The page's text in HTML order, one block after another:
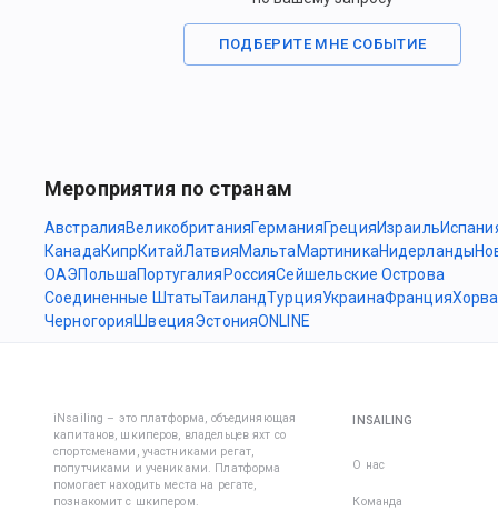
ПОДБЕРИТЕ МНЕ СОБЫТИЕ
Мероприятия по странам
АвстралияВеликобританияГерманияГрецияИзраиль
КанадаКипрКитайЛатвияМальта МартиникаНидерланды
ОАЭПольшаПортугалия РоссияСейшельские Острова
Соединенные ШтатыТаиландТурцияУкраинаФранция
ЧерногорияШвецияЭстонияONLINE
iNsailing – это платформа, объединяющая
капитанов, шкиперов, владельцев яхт со
спортсменами, участниками регат,
попутчиками и учениками. Платформа
помогает находить места на регате,
познакомит с шкипером.
INSAILING
О нас
Команда